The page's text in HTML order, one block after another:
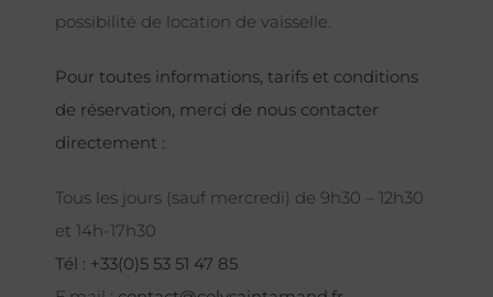
possibilité de location de vaisselle.
Pour toutes informations, tarifs et conditions
de réservation, merci de nous contacter
directement :
Tous les jours (sauf mercredi) de 9h30 – 12h30
et 14h-17h30
Tél : +33(0)5 53 51 47 85